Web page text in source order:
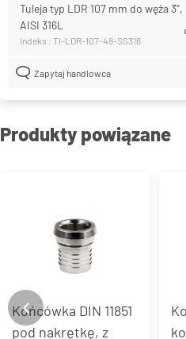
Tuleja typ LDR 107 mm do węża 3",
AISI 316L
Indeks : TI-LDR-107-48-SS316
Zapytaj handlowca
Produkty powiązane
Końcówka DIN 11851
pod nakrętkę, z